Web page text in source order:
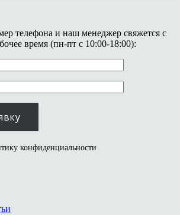
телефона и наш менеджер свяжется с
время (пн-пт с 10:00-18:00):
конфиденциальности